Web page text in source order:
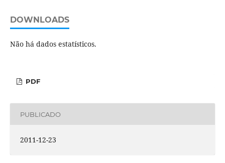
DOWNLOADS
Não há dados estatísticos.
PDF
PUBLICADO
2011-12-23